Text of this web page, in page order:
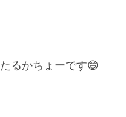
るかちょーです😄